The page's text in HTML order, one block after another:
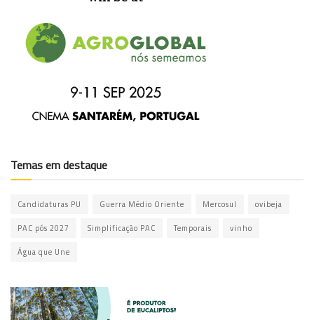
Temas em destaque
Candidaturas PU Guerra Médio Oriente Mercosul ovibeja
PAC pós 2027 Simplificação PAC Temporais vinho
Água que Une